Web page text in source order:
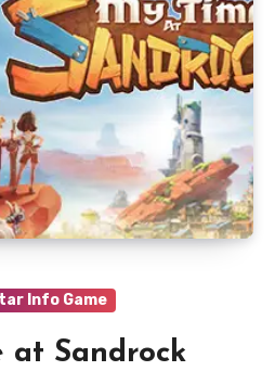
Info Game
at Sandrock